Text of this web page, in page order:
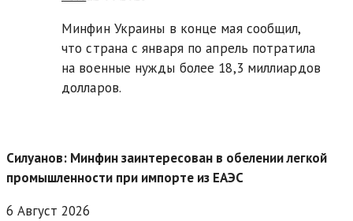
Минфин Украины в конце мая сообщил,
что страна с января по апрель потратила
на военные нужды более 18,3 миллиардов
долларов.
Силуанов: Минфин заинтересован в обелении легкой
промышленности при импорте из ЕАЭС
6 Август 2026